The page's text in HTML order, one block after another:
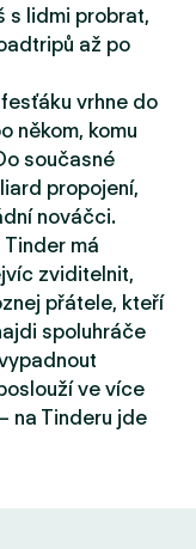
s lidmi probrat,
až po
vrhne do
někom, komu
současné
propojení,
nováčci.
má
zviditelnit,
přátele, kteří
spoluhráče
ve více
na Tinderu jde